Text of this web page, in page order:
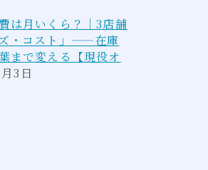
は月いくら？｜3店舗
・コスト」——在庫
まで変える【現役オ
3日